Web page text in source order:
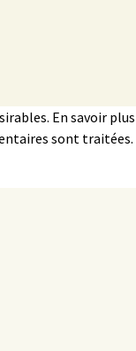
En savoir plus
sont traitées.